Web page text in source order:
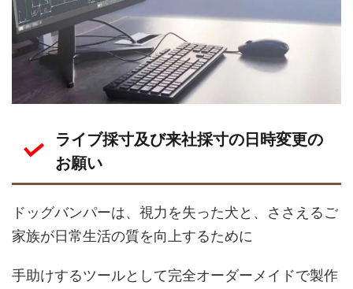
ライブ採寸及び来社採寸の日時変更の
お願い
ドッグバンパーは、視力を失った犬と、ささえるご
家族が日常生活の質を向上するために
手助けするツールとして完全オーダーメイドで製作